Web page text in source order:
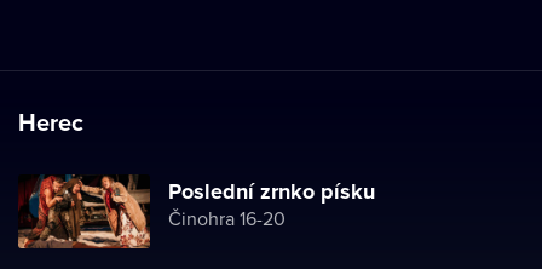
Herec
Poslední zrnko písku
Činohra 16-20